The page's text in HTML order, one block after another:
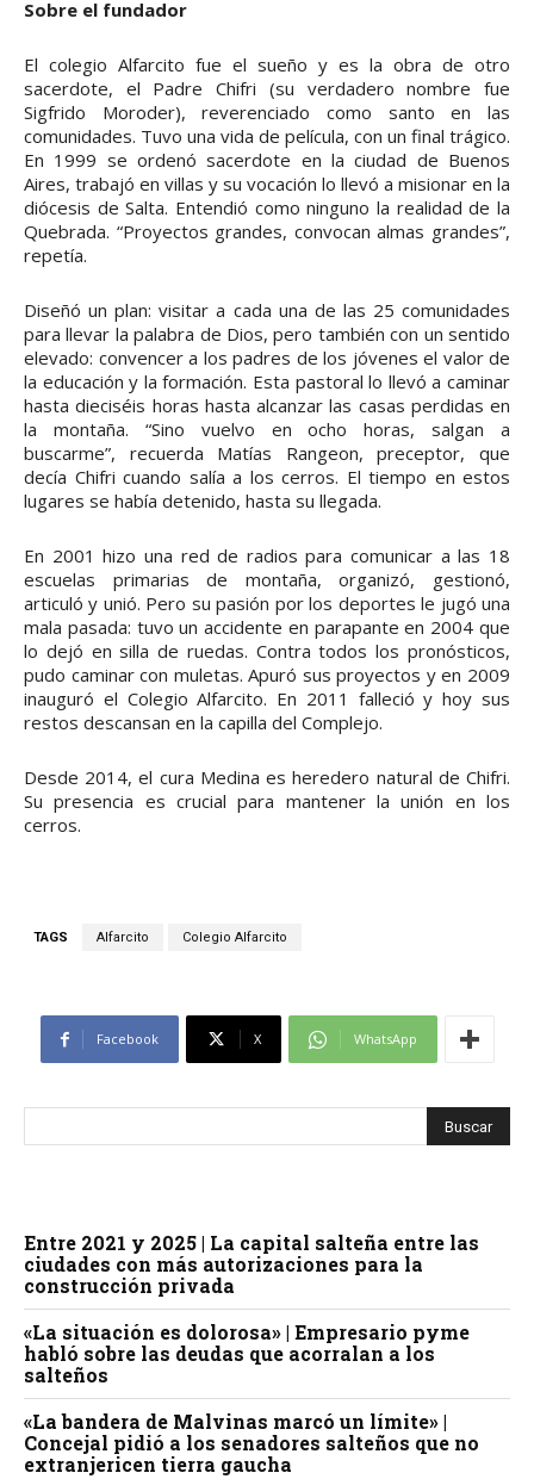
Sobre el fundador
El colegio Alfarcito fue el sueño y es la obra de otro
sacerdote, el Padre Chifri (su verdadero nombre fue
Sigfrido Moroder), reverenciado como santo en las
comunidades. Tuvo una vida de película, con un final trágico.
En 1999 se ordenó sacerdote en la ciudad de Buenos
Aires, trabajó en villas y su vocación lo llevó a misionar en la
diócesis de Salta. Entendió como ninguno la realidad de la
Quebrada. “Proyectos grandes, convocan almas grandes”,
repetía.
Diseñó un plan: visitar a cada una de las 25 comunidades
para llevar la palabra de Dios, pero también con un sentido
elevado: convencer a los padres de los jóvenes el valor de
la educación y la formación. Esta pastoral lo llevó a caminar
hasta dieciséis horas hasta alcanzar las casas perdidas en
la montaña. “Sino vuelvo en ocho horas, salgan a
buscarme”, recuerda Matías Rangeon, preceptor, que
decía Chifri cuando salía a los cerros. El tiempo en estos
lugares se había detenido, hasta su llegada.
En 2001 hizo una red de radios para comunicar a las 18
escuelas primarias de montaña, organizó, gestionó,
articuló y unió. Pero su pasión por los deportes le jugó una
mala pasada: tuvo un accidente en parapante en 2004 que
lo dejó en silla de ruedas. Contra todos los pronósticos,
pudo caminar con muletas. Apuró sus proyectos y en 2009
inauguró el Colegio Alfarcito. En 2011 falleció y hoy sus
restos descansan en la capilla del Complejo.
Desde 2014, el cura Medina es heredero natural de Chifri.
Su presencia es crucial para mantener la unión en los
cerros.
TAGS Alfarcito Colegio Alfarcito
Facebook X WhatsApp
Entre 2021 y 2025 | La capital salteña entre las
ciudades con más autorizaciones para la
construcción privada
«La situación es dolorosa» | Empresario pyme
habló sobre las deudas que acorralan a los
salteños
«La bandera de Malvinas marcó un límite» |
Concejal pidió a los senadores salteños que no
extranjericen tierra gaucha